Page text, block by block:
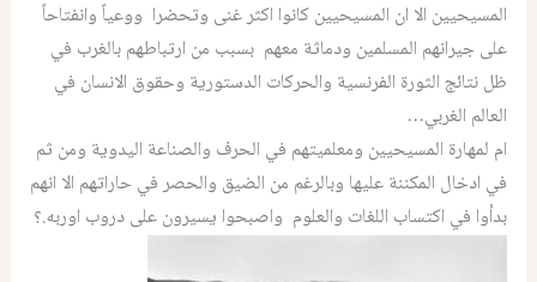
المسيحيين الا ان المسيحيين كانوا اكثر غنى وتحضرا ووعياً وانفتاحاً
على جيرانهم المسلمين ودماثة معهم بسبب من ارتباطهم بالغرب في
ظل نتائج الثورة الفرنسية والحركات الدستورية وحقوق الانسان في
العالم الغربي…
ام لمهارة المسيحيين ومعلميتهم في الحرف والصناعة اليدوية ومن ثم
في ادخال المكننة عليها وبالرغم من الضيق والحصر في حاراتهم الا انهم
بدأوا في اكتساب اللغات والعلوم واصبحوا يسيرون على دروب اوربه.؟